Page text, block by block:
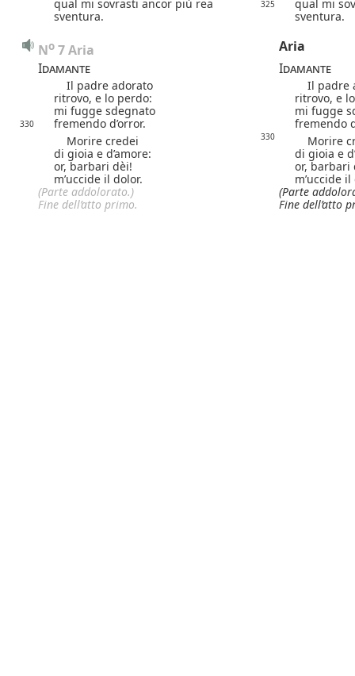
qual mi sovrasti ancor più rea
sventura.
325
qual mi
sventura.
No 7 Aria
Aria
Idamante
Idamante
Il padre adorato
Il padre
ritrovo, e lo perdo:
ritrovo, e
mi fugge sdegnato
mi fugge
330 fremendo d’orror.
fremendo
Morire credei
330
Morire
di gioia e d’amore:
di gioia e
or, barbari dèi!
or, barbari
m’uccide il dolor.
m’uccide
(Parte addolorato.)
(Parte
Fine dell’atto primo.
Fine dell’atto